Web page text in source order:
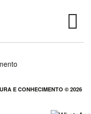
E CONHECIMENTO © 2026